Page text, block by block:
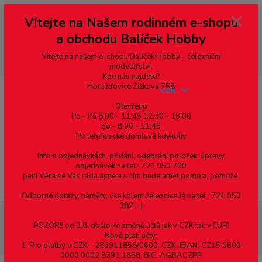
--- pro zákazníky ze Slovenska a jiných zemí, pokud chcete platit v eurech
přepněte si e-shop na euro 💶 pro přepočet měny - pravý horní roh ---
dobírky – pokud si z nějakého důvodu zásilku nevyzvednete, bude po
domluvě zaslána znovu s opětovnou platbou za poštovné, v opačném
případě bude zrušena a účet přidán na blacklist a rušeny následující
objednávky.
Menu
CZK
Univerzální vrut, půlkulatá hlava, celý závit, drážka Pozidrive, zinek bílý,
4.5x25 mm
Vítejte na Našem rodinném e-shopu
a obchodu Balíček Hobby
Vítejte na našem e-shopu Balíček Hobby - železniční
modelářství.
Kde nás najdete?
Horažďovice Žižkova 758
Otevřeno
Po - Pá 8:00 - 11:45 12:30 - 16:00
So - 8:00 - 11:45
Po telefonické domluvě kdykoliv
Info o objednávkách, přidání, odebrání položek, úpravy
objednávek na tel.: 721 050 700
paní Věra se Vás ráda ujme a s čím bude umět pomoci, pomůže.
Odborné dotazy, náměty, vše kolem železnice Já na tel.: 721 050
382 :-)
POZOR!! od 3.8. došlo ke změně účtů jak v CZK tak v EUR!
Nově platí účty:
1. Pro platby v CZK - 283911858/0600, CZK-IBAN: CZ15 0600
0000 0002 8391 1858, BIC: AGBACZPP